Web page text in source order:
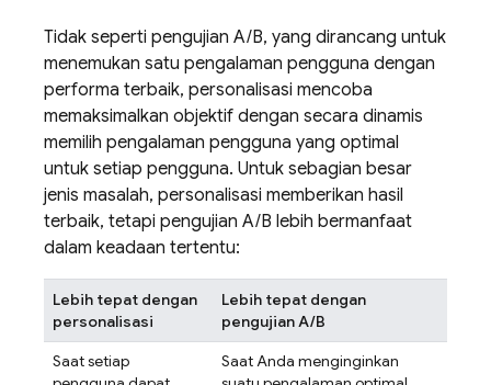
Tidak seperti pengujian A/B, yang dirancang untuk
menemukan satu pengalaman pengguna dengan
performa terbaik, personalisasi mencoba
memaksimalkan objektif dengan secara dinamis
memilih pengalaman pengguna yang optimal
untuk setiap pengguna. Untuk sebagian besar
jenis masalah, personalisasi memberikan hasil
terbaik, tetapi pengujian A/B lebih bermanfaat
dalam keadaan tertentu:
Lebih tepat dengan
personalisasi
Lebih tepat dengan
pengujian A/B
Saat setiap
Saat Anda menginginkan